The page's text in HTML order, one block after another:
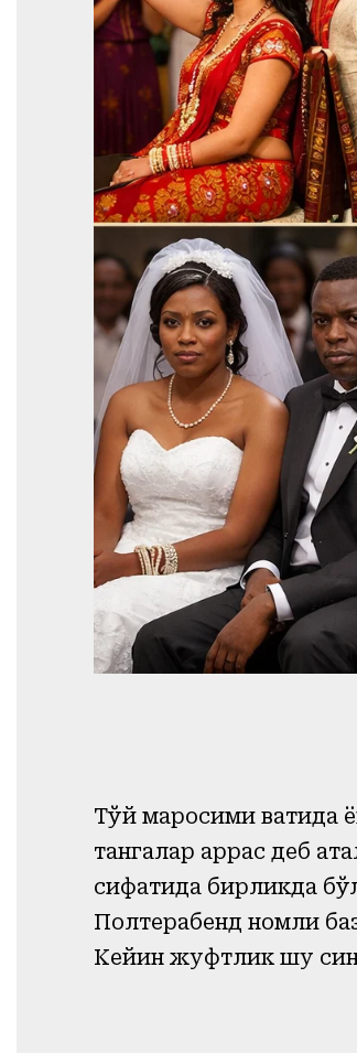
Тўй маросими вақтида
тангалар аррас деб
сифатида бирликда
Полтерабенд номли
Кейин жуфтлик шу